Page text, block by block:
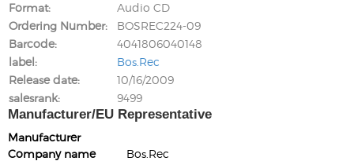
Format
Audio CD
Ordering Number
BOSREC224-09
Barcode
4041806040148
label
Bos.Rec
Release date
10/16/2009
salesrank
9499
Manufacturer/EU Representative
Manufacturer
Company name
Bos.Rec